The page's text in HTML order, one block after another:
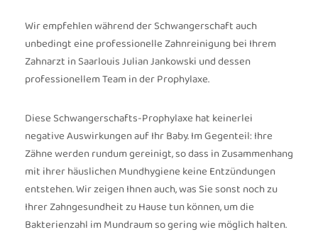
Wir empfehlen während der Schwangerschaft auch
unbedingt eine professionelle Zahnreinigung bei Ihrem
Zahnarzt in Saarlouis Julian Jankowski und dessen
professionellem Team in der Prophylaxe.
Diese Schwangerschafts-Prophylaxe hat keinerlei
negative Auswirkungen auf Ihr Baby. Im Gegenteil: Ihre
Zähne werden rundum gereinigt, so dass in Zusammenhang
mit ihrer häuslichen Mundhygiene keine Entzündungen
entstehen. Wir zeigen Ihnen auch, was Sie sonst noch zu
Ihrer Zahngesundheit zu Hause tun können, um die
Bakterienzahl im Mundraum so gering wie möglich halten.